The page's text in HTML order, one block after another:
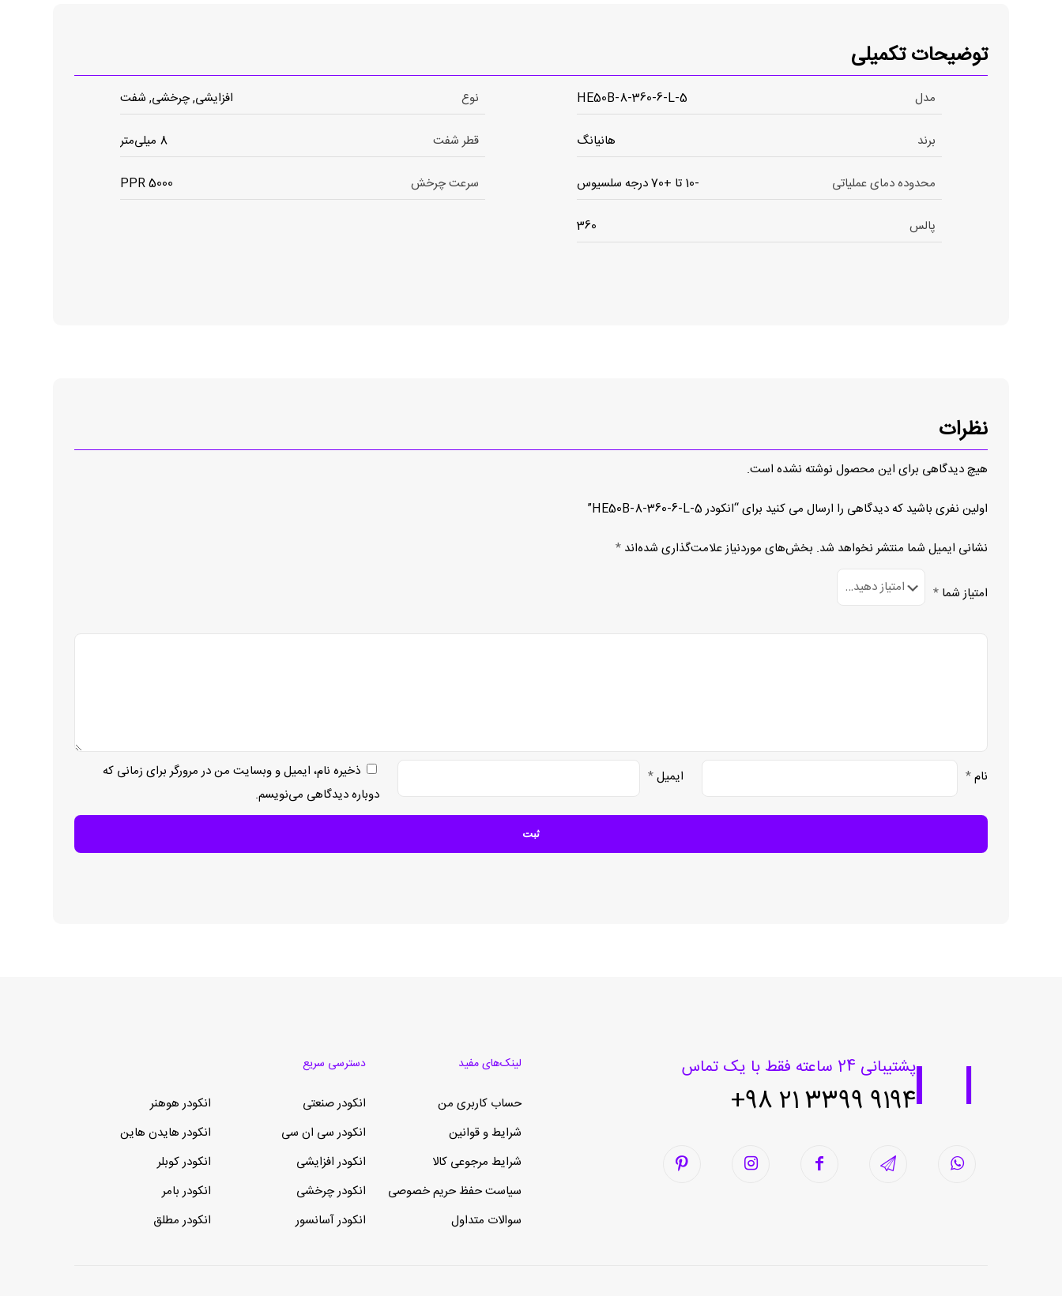
توضیحات تکمیلی
مدل HE50B-8-360-6-L-5 نوع افزایشی, چرخشی, شفت
برند هانیانگ قطر شفت 8 میلی‌متر
محدوده دمای عملیاتی -10 تا +70 درجه سلسیوس سرعت چرخش 5000 PPR
پالس 360
نظرات
هیچ دیدگاهی برای این محصول نوشته نشده است.
اولین نفری باشید که دیدگاهی را ارسال می کنید برای “انکودر HE50B-8-360-6-L-5”
نشانی ایمیل شما منتشر نخواهد شد. بخش‌های موردنیاز علامت‌گذاری شده‌اند *
امتیاز شما *
نام* ایمیل*
ذخیره نام، ایمیل و وبسایت من در مرورگر برای زمانی که
دوباره دیدگاهی می‌نویسم.
پشتیبانی 24 ساعته فقط با یک تماس
9194 3399 21 98+
لینک‌های مفید
حساب کاربری من
شرایط و قوانین
شرایط مرجوعی کالا
سیاست حفظ حریم خصوصی
سوالات متداول
دسترسی سریع
انکودر صنعتی
انکودر سی ان سی
انکودر افزایشی
انکودر چرخشی
انکودر آسانسور
انکودر هوهنر
انکودر هایدن هاین
انکودر کوبلر
انکودر بامر
انکودر مطلق